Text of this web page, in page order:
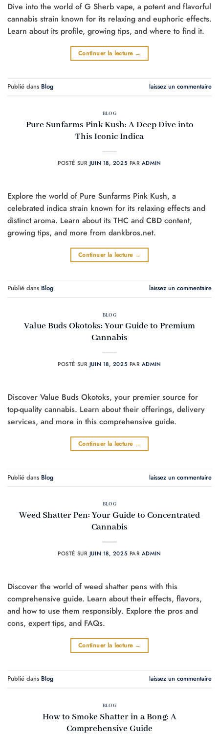
Dive into the world of G Sherb vape, a potent and flavorful
cannabis strain known for its relaxing and euphoric effects.
Learn about its profile, growing tips, and where to find it.
Continuer la lecture →
Publié dans Blog laissez un commentaire
BLOG
Pure Sunfarms Pink Kush: A Deep Dive into
This Iconic Indica
POSTÉ SUR JUIN 18, 2025 PAR ADMIN
Explore the world of Pure Sunfarms Pink Kush, a
celebrated indica strain known for its relaxing effects and
distinct aroma. Learn about its THC and CBD content,
growing tips, and more from dankbros.net.
Continuer la lecture →
Publié dans Blog laissez un commentaire
BLOG
Value Buds Okotoks: Your Guide to Premium
Cannabis
POSTÉ SUR JUIN 18, 2025 PAR ADMIN
Discover Value Buds Okotoks, your premier source for
top-quality cannabis. Learn about their offerings, delivery
services, and more in this comprehensive guide.
Continuer la lecture →
Publié dans Blog laissez un commentaire
BLOG
Weed Shatter Pen: Your Guide to Concentrated
Cannabis
POSTÉ SUR JUIN 18, 2025 PAR ADMIN
Discover the world of weed shatter pens with this
comprehensive guide. Learn about their effects, flavors,
and how to use them responsibly. Explore the pros and
cons, expert tips, and FAQs.
Continuer la lecture →
Publié dans Blog laissez un commentaire
BLOG
How to Smoke Shatter in a Bong: A
Comprehensive Guide